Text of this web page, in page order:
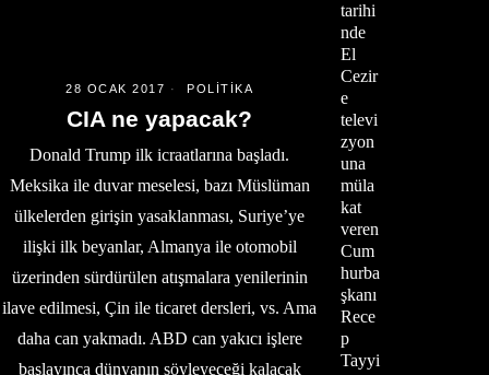
28 OCAK 2017 POLITIKA
CIA ne yapacak?
Donald Trump ilk icraatlarına başladı.
Meksika ile duvar meselesi, bazı Müslüman
ülkelerden girişin yasaklanması, Suriye’ye
ilişki ilk beyanlar, Almanya ile otomobil
üzerinden sürdürülen atışmalara yenilerinin
ilave edilmesi, Çin ile ticaret dersleri, vs. Ama
daha can yakmadı. ABD can yakıcı işlere
başlayınca dünyanın söyleyeceği kalacak
tarihi
nde
El
Cezir
e
televi
zyon
una
müla
kat
veren
Cum
hurba
şkanı
Rece
p
Tayyi